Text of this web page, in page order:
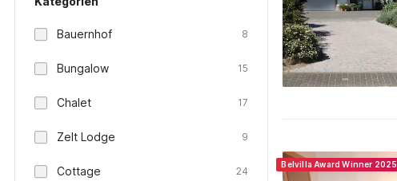
Bauernhof 8
Bungalow 15
Chalet 17
Zelt Lodge 9
Cottage 24
Belvilla Award Winner 2025